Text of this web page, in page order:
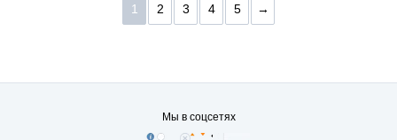
1 2 3 4 →
5
Мы в соцсетях